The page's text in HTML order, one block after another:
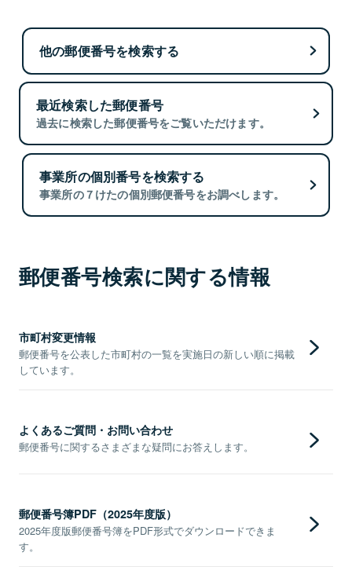
他の郵便番号を検索する
最近検索した郵便番号
過去に検索した郵便番号をご覧いただけます。
事業所の個別番号を検索する
事業所の７けたの個別郵便番号をお調べします。
郵便番号検索に関する情報
市町村変更情報
郵便番号を公表した市町村の一覧を実施日の新しい順に掲載
しています。
よくあるご質問・お問い合わせ
郵便番号に関するさまざまな疑問にお答えします。
郵便番号簿PDF（2025年度版）
2025年度版郵便番号簿をPDF形式でダウンロードできま
す。